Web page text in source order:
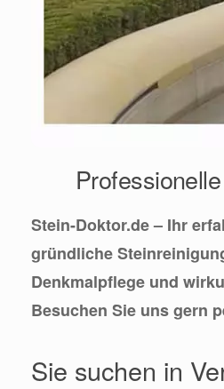
Stein-Doktor.de – Ihr
gründliche
Denkmalpflege und
Besuchen Sie uns gern
Sie suchen in